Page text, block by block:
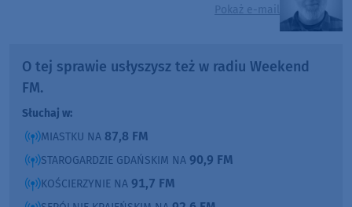
Pokaż e-mail
O tej sprawie usłyszysz też w radiu Weekend
FM.
Słuchaj w:
MIASTKU NA 87,8 FM
STAROGARDZIE GDAŃSKIM NA 90,9 FM
KOŚCIERZYNIE NA 91,7 FM